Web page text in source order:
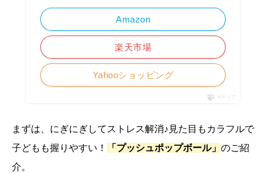
Amazon
楽天市場
Yahooショッピング
ポチップ
まずは、にぎにぎしてストレス解消♪見た目もカラフルで
子どもも握りやすい！
「プッシュポップボール」 のご紹
介。